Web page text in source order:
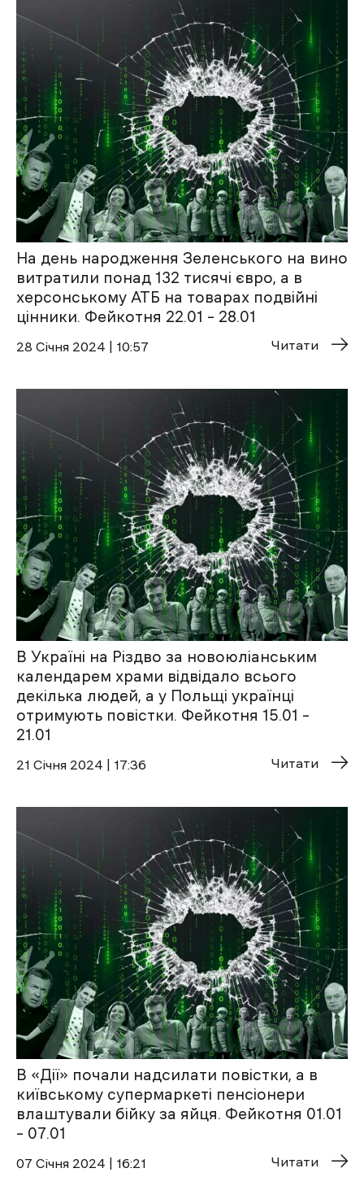
На день народження Зеленського на вино
витратили понад 132 тисячі євро, а в
херсонському АТБ на товарах подвійні
цінники. Фейкотня 22.01 – 28.01
28 Січня 2024 | 10:57 Читати
В Україні на Різдво за новоюліанським
календарем храми відвідало всього
декілька людей, а у Польщі українці
отримують повістки. Фейкотня 15.01 –
21.01
21 Січня 2024 | 17:36 Читати
В «Дії» почали надсилати повістки, а в
київському супермаркеті пенсіонери
влаштували бійку за яйця. Фейкотня 01.01
– 07.01
07 Січня 2024 | 16:21 Читати